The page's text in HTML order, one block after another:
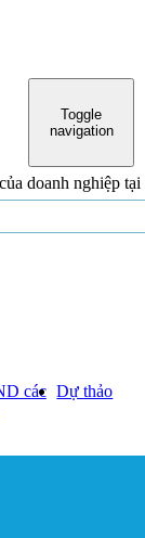
THỦ TỤC
Toggle
navigation
doanh nghiệp tại
các Dự thảo